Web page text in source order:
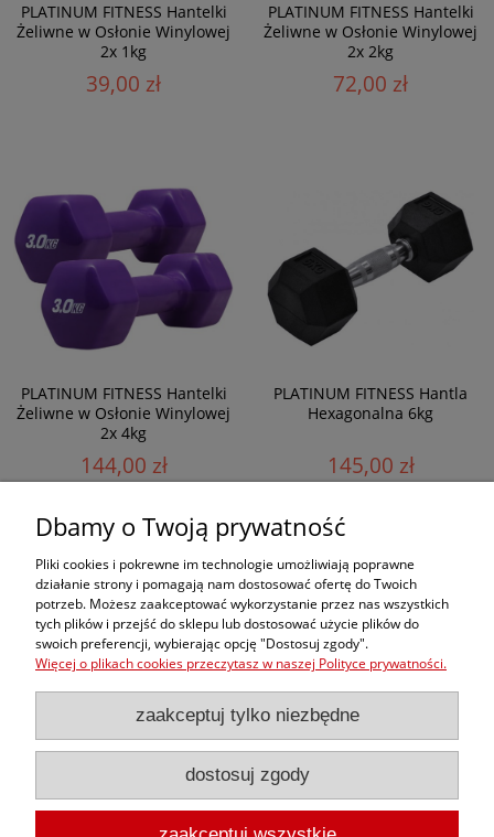
PLATINUM FITNESS Hantelki
Żeliwne w Osłonie Winylowej
2x 1kg
39,00 zł
PLATINUM FITNESS Hantelki
Żeliwne w Osłonie Winylowej
2x 2kg
72,00 zł
PLATINUM FITNESS Hantelki
Żeliwne w Osłonie Winylowej
2x 4kg
144,00 zł
PLATINUM FITNESS Hantla
Hexagonalna 6kg
145,00 zł
Zamówienia
Moje konto
dobrekimona
Dbamy o Twoją prywatność
Pliki cookies i pokrewne im technologie umożliwiają poprawne
działanie strony i pomagają nam dostosować ofertę do Twoich
potrzeb. Możesz zaakceptować wykorzystanie przez nas wszystkich
tych plików i przejść do sklepu lub dostosować użycie plików do
swoich preferencji, wybierając opcję "Dostosuj zgody".
Więcej o plikach cookies przeczytasz w naszej Polityce prywatności.
zaakceptuj tylko niezbędne
dostosuj zgody